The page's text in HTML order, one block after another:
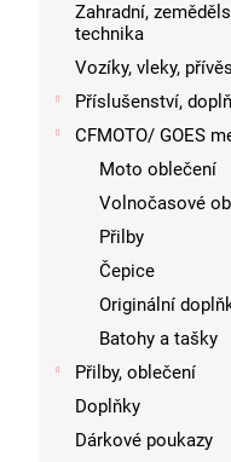
Zahradní,
technika
Vozíky, vleky,
Příslušenství,
CFMOTO/ GOES
Moto oblečení
Volnočasové
Přilby
Čepice
Originální
Batohy a tašky
Přilby, oblečení
Doplňky
Dárkové poukazy